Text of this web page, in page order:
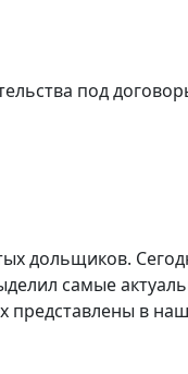
под
дольщиков.
самые
представлены в